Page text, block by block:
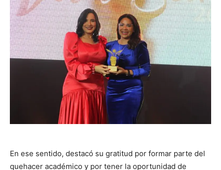
En ese sentido, destacó su gratitud por formar parte del
quehacer académico y por tener la oportunidad de